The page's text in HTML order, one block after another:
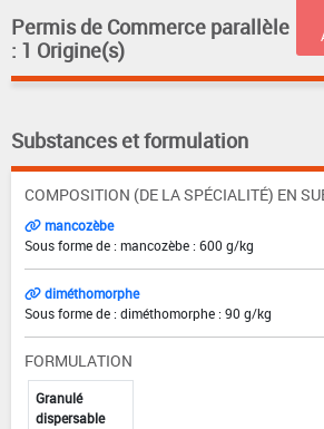
Permis de Commerce parallèle
: 1 Origine(s)
Substances et formulation
COMPOSITION (DE LA SPÉCIALITÉ) EN
mancozèbe
Sous forme de : mancozèbe : 600 g/kg
diméthomorphe
Sous forme de : diméthomorphe : 90 g/kg
FORMULATION
Granulé
dispersable